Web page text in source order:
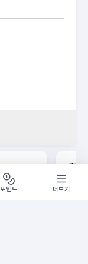
홍
경품
핑몰 구경하기
방문시 1G
포인트 더보기